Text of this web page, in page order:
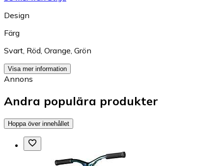
Design
Färg
Svart Röd Orange Grön
Visa mer information
Annons
Andra populära produkter
Hoppa över innehållet